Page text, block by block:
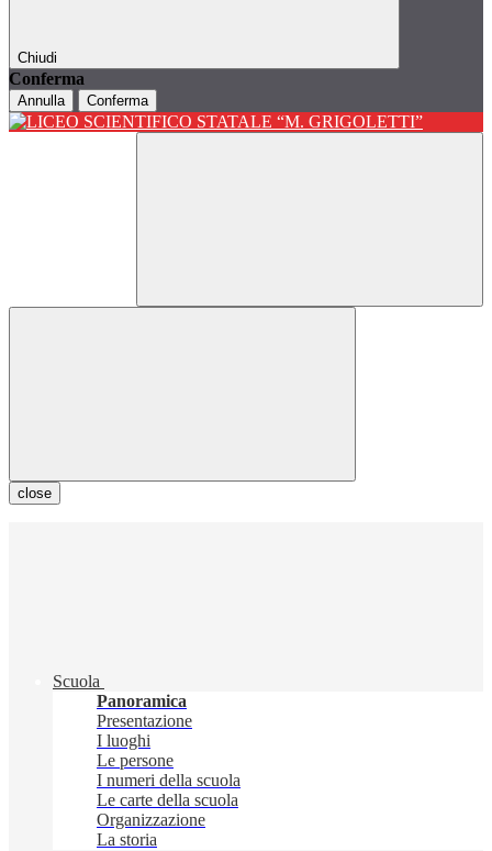
Chiudi
Conferma
Annulla Conferma
close
Scuola
Panoramica
Presentazione
I luoghi
Le persone
I numeri della scuola
Le carte della scuola
Organizzazione
La storia